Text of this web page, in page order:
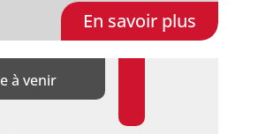
En savoir plus
à venir